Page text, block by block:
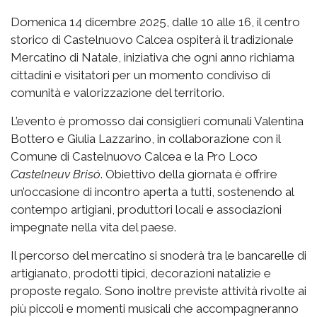
Domenica 14 dicembre 2025, dalle 10 alle 16, il centro
storico di Castelnuovo Calcea ospiterà il tradizionale
Mercatino di Natale, iniziativa che ogni anno richiama
cittadini e visitatori per un momento condiviso di
comunità e valorizzazione del territorio.
L’evento è promosso dai consiglieri comunali Valentina
Bottero e Giulia Lazzarino, in collaborazione con il
Comune di Castelnuovo Calcea e la Pro Loco
Castelneuv Brisó. Obiettivo della giornata è offrire
un’occasione di incontro aperta a tutti, sostenendo al
contempo artigiani, produttori locali e associazioni
impegnate nella vita del paese.
Il percorso del mercatino si snoderà tra le bancarelle di
artigianato, prodotti tipici, decorazioni natalizie e
proposte regalo. Sono inoltre previste attività rivolte ai
più piccoli e momenti musicali che accompagneranno